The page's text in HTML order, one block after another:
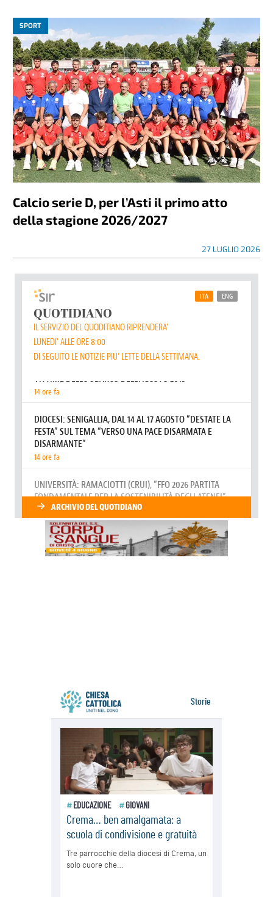
SPORT
Calcio serie D, per l’Asti il primo atto
della stagione 2026/2027
27 LUGLIO 2026